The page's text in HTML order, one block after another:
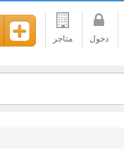
دخول متاجر